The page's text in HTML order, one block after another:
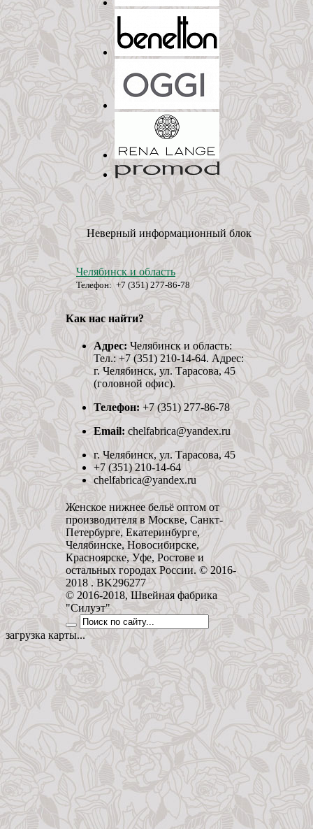
Неверный информационный блок
Челябинск и область
Телефон: +7 (351) 277-86-78
Как нас найти?
Адрес:Челябинск и область:
Тел.: +7 (351) 210-14-64. Адрес:
г. Челябинск, ул. Тарасова, 45
(головной офис).
Телефон: +7 (351) 277-86-78
Email: chelfabrica@yandex.ru
г. Челябинск, ул. Тарасова, 45
+7 (351) 210-14-64
chelfabrica@yandex.ru
Женское нижнее бельё оптом от
производителя в Москве, Санкт-
Петербурге, Екатеринбурге,
Челябинске, Новосибирске,
Красноярске, Уфе, Ростове и
остальных городах России. © 2016-
2018 . BK296277
© 2016-2018, Швейная фабрика
"Силуэт"
загрузка карты...